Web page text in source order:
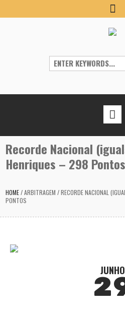
Recorde Nacional
Henriques – 298 Pontos
HOME/ARBITRAGEM /RECORDE NACIONAL
PONTOS
JUNHO